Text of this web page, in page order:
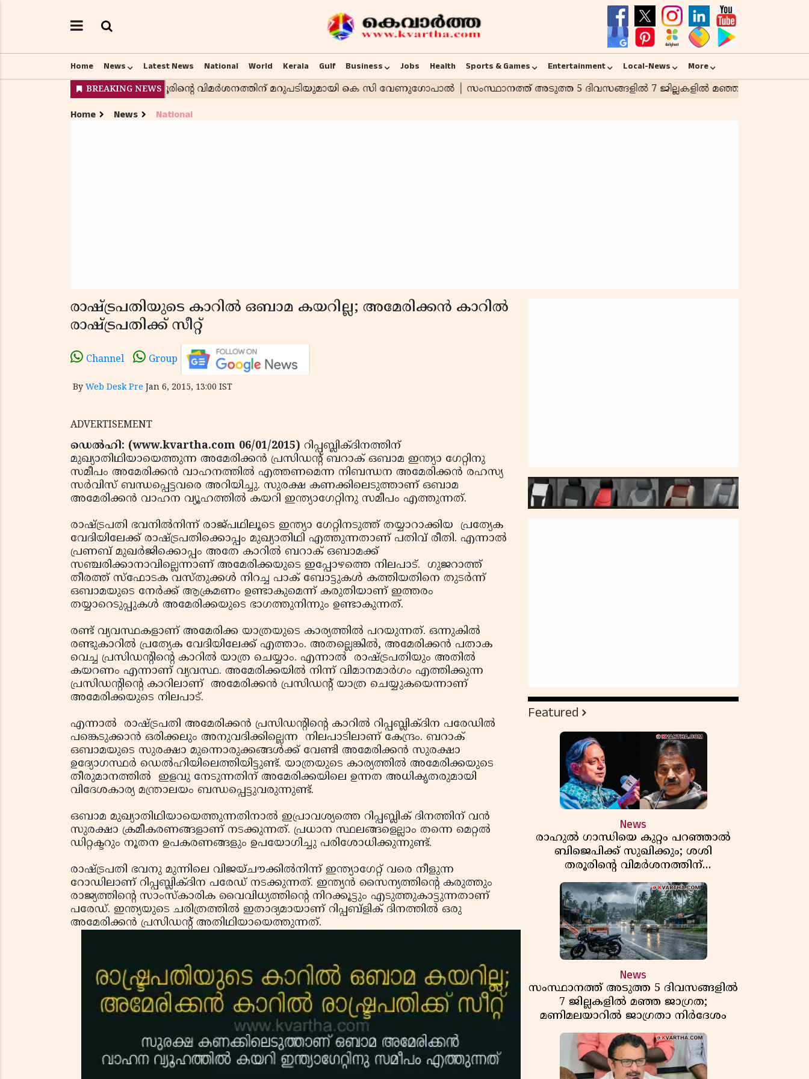
Home News Latest News National World Kerala Gulf Business Jobs Health Sports & Games Entertainment Local-News More
Home News National
രാഷ്ട്രപതിയുടെ കാറില്‍ ഒബാമ കയറില്ല; അമേരിക്കന്‍ കാറില്‍
രാഷ്ട്രപതിക്ക് സീറ്റ്
Channel Group
By Web Desk Pre Jan 6, 2015, 13:00 IST
ADVERTISEMENT
ഡെല്‍ഹി: (www.kvartha.com 06/01/2015) റിപ്പബ്ലിക്ദിനത്തിന്
മുഖ്യാതിഥിയായെത്തുന്ന അമേരിക്കന്‍ പ്രസിഡന്റ് ബറാക് ഒബാമ ഇന്ത്യാ ഗേറ്റിനു
സമീപം അമേരിക്കന്‍ വാഹനത്തില്‍ എത്തണമെന്ന നിബന്ധന അമേരിക്കന്‍ രഹസ്യ
സര്‍വിസ് ബന്ധപ്പെട്ടവരെ അറിയിച്ചു. സുരക്ഷ കണക്കിലെടുത്താണ് ഒബാമ
അമേരിക്കന്‍ വാഹന വ്യൂഹത്തില്‍ കയറി ഇന്ത്യാഗേറ്റിനു സമീപം എത്തുന്നത്.
രാഷ്ട്രപതി ഭവനില്‍നിന്ന് രാജ്പഥിലൂടെ ഇന്ത്യാ ഗേറ്റിനടുത്ത് തയ്യാറാക്കിയ പ്രത്യേക
വേദിയിലേക്ക് രാഷ്ട്രപതിക്കൊപ്പം മുഖ്യാതിഥി എത്തുന്നതാണ് പതിവ് രീതി. എന്നാല്‍
പ്രണബ് മുഖര്‍ജിക്കൊപ്പം അതേ കാറില്‍ ബറാക് ഒബാമക്ക്
സഞ്ചരിക്കാനാവില്ലെന്നാണ് അമേരിക്കയുടെ ഇപ്പോഴത്തെ നിലപാട്. ഗുജറാത്ത്
തീരത്ത് സ്‌ഫോടക വസ്തുക്കള്‍ നിറച്ച പാക് ബോട്ടുകള്‍ കത്തിയതിനെ തുടര്‍ന്ന്
ഒബാമയുടെ നേര്‍ക്ക് ആക്രമണം ഉണ്ടാകുമെന്ന് കരുതിയാണ് ഇത്തരം
തയ്യാറെടുപ്പുകള്‍ അമേരിക്കയുടെ ഭാഗത്തുനിന്നും ഉണ്ടാകുന്നത്.
രണ്ട് വ്യവസ്ഥകളാണ് അമേരിക്ക യാത്രയുടെ കാര്യത്തില്‍ പറയുന്നത്. ഒന്നുകില്‍
രണ്ടുകാറില്‍ പ്രത്യേക വേദിയിലേക്ക് എത്താം. അതല്ലെങ്കില്‍, അമേരിക്കന്‍ പതാക
വെച്ച പ്രസിഡന്റിന്റെ കാറില്‍ യാത്ര ചെയ്യാം. എന്നാല്‍ രാഷ്ട്രപതിയും അതില്‍
കയറണം എന്നാണ് വ്യവസ്ഥ. അമേരിക്കയില്‍ നിന്ന് വിമാനമാര്‍ഗം എത്തിക്കുന്ന
പ്രസിഡന്റിന്റെ കാറിലാണ് അമേരിക്കന്‍ പ്രസിഡന്റ് യാത്ര ചെയ്യുകയെന്നാണ്
അമേരിക്കയുടെ നിലപാട്.
എന്നാല്‍ രാഷ്ട്രപതി അമേരിക്കന്‍ പ്രസിഡന്റിന്റെ കാറില്‍ റിപ്പബ്ലിക്ദിന പരേഡില്‍
പങ്കെടുക്കാന്‍ ഒരിക്കലും അനുവദിക്കില്ലെന്ന നിലപാടിലാണ് കേന്ദ്രം. ബറാക്
ഒബാമയുടെ സുരക്ഷാ മുന്നൊരുക്കങ്ങള്‍ക്ക് വേണ്ടി അമേരിക്കന്‍ സുരക്ഷാ
ഉദ്യോഗസ്ഥര്‍ ഡെല്‍ഹിയിലെത്തിയിട്ടുണ്ട്. യാത്രയുടെ കാര്യത്തില്‍ അമേരിക്കയുടെ
തീരുമാനത്തില്‍ ഇളവു നേടുന്നതിന് അമേരിക്കയിലെ ഉന്നത അധികൃതരുമായി
വിദേശകാര്യ മന്ത്രാലയം ബന്ധപ്പെട്ടുവരുന്നുണ്ട്.
ഒബാമ മുഖ്യാതിഥിയായെത്തുന്നതിനാല്‍ ഇപ്രാവശ്യത്തെ റിപ്പബ്ലിക് ദിനത്തിന് വന്‍
സുരക്ഷാ ക്രമീകരണങ്ങളാണ് നടക്കുന്നത്. പ്രധാന സ്ഥലങ്ങളെല്ലാം തന്നെ മെറ്റല്‍
ഡിറ്റക്ടറും നൂതന ഉപകരണങ്ങളും ഉപയോഗിച്ചു പരിശോധിക്കുന്നുണ്ട്.
രാഷ്ട്രപതി ഭവനു മുന്നിലെ വിജയ്ചൗക്കില്‍നിന്ന് ഇന്ത്യാഗേറ്റ് വരെ നീളുന്ന
റോഡിലാണ് റിപ്പബ്ലിക്ദിന പരേഡ് നടക്കുന്നത്. ഇന്ത്യന്‍ സൈന്യത്തിന്റെ കരുത്തും
രാജ്യത്തിന്റെ സാംസ്‌കാരിക വൈവിധ്യത്തിന്റെ നിറക്കൂട്ടും എടുത്തുകാട്ടുന്നതാണ്
പരേഡ്. ഇന്ത്യയുടെ ചരിത്രത്തില്‍ ഇതാദ്യമായാണ് റിപ്പബ്‌ളിക് ദിനത്തില്‍ ഒരു
അമേരിക്കന്‍ പ്രസിഡന്റ് അതിഥിയായെത്തുന്നത്.
Featured
News
രാഹുൽ ഗാന്ധിയെ കുറ്റം പറഞ്ഞാൽ
ബിജെപിക്ക് സുഖിക്കും; ശശി
തരൂരിന്റെ വിമർശനത്തിന്
മറുപടിയുമായി കെ സി
വേണുഗോപാൽ
News
സംസ്ഥാനത്ത് അടുത്ത 5 ദിവസങ്ങളിൽ
7 ജില്ലകളിൽ മഞ്ഞ ജാഗ്രത;
മണിമലയാറിൽ ജാഗ്രതാ നിർദേശം